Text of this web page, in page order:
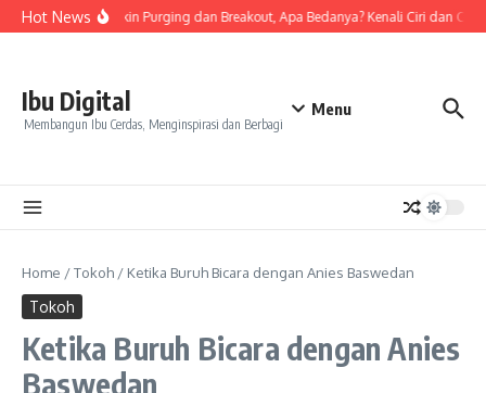
Skip to content
Hot NewsTanda Skin Purging dan Breakout, Apa Bedanya? Kenali Ciri dan Cara
Ibu Digital
Membangun Ibu Cerdas, Menginspirasi dan Berbagi
Menu
Home /Tokoh / Ketika Buruh Bicara dengan Anies Baswedan
Tokoh
Ketika Buruh Bicara dengan Anies
Baswedan